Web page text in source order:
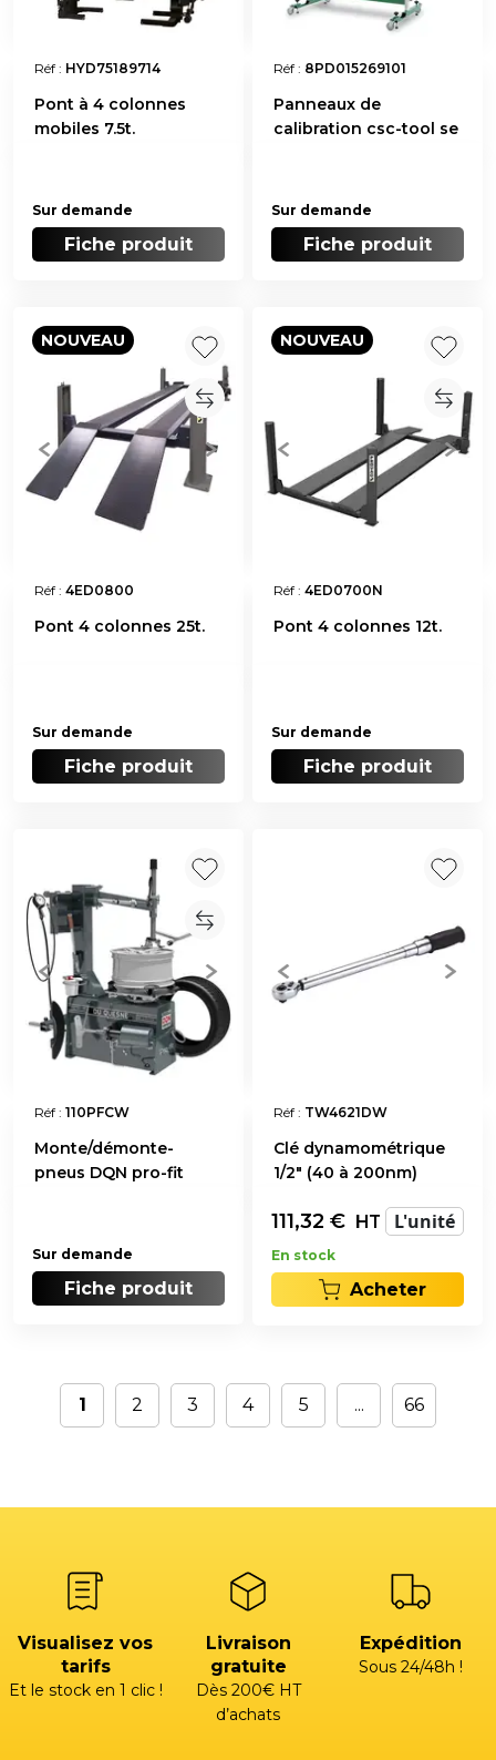
Réf : HYD75189714
Pont à 4 colonnes
mobiles 7.5t.
Sur demande
Fiche produit
Réf : 8PD015269101
Panneaux de
calibration csc-tool se
Sur demande
Fiche produit
NOUVEAU
Réf : 4ED0800
Pont 4 colonnes 25t.
Sur demande
Fiche produit
NOUVEAU
Réf : 4ED0700N
Pont 4 colonnes 12t.
Sur demande
Fiche produit
Réf : 110PFCW
Monte/démonte-
pneus DQN pro-fit
Sur demande
Fiche produit
Réf : TW4621DW
Clé dynamométrique
1/2" (40 à 200nm)
111,32 € HT L'unité
En stock
Acheter
1 2 3 4 5 ... 66
Visualisez vos
tarifs
Et le stock en 1 clic !
Livraison
gratuite
Dès 200€ HT
d’achats
Expédition
Sous 24/48h !